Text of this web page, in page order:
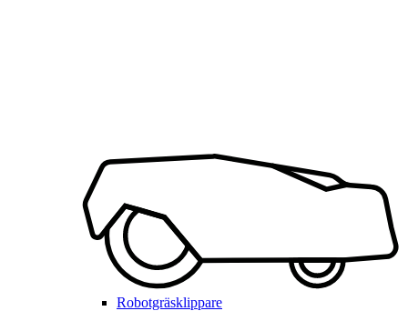
Robotgräsklippare